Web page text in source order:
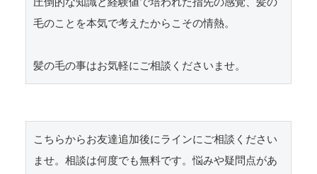
毛のことを本気で考えたからこその情熱。
髪の毛の事はお気軽にご相談くださいませ。
こちらからお友達追加後にラインにご相談ください
ませ。相談は何度でも無料です。悩みや疑問点があ